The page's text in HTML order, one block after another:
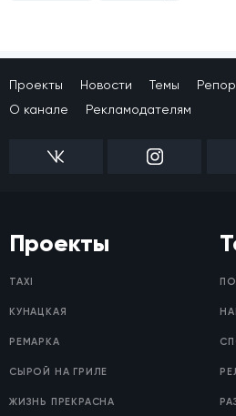
Проекты Новости Темы
О канале
Рекламодателям
Проекты
TAXI
КУНАЦКАЯ
РЕМАРКА
СЫРОЙ НА ГРИЛЕ
ЖИЗНЬ ПРЕКРАСНА